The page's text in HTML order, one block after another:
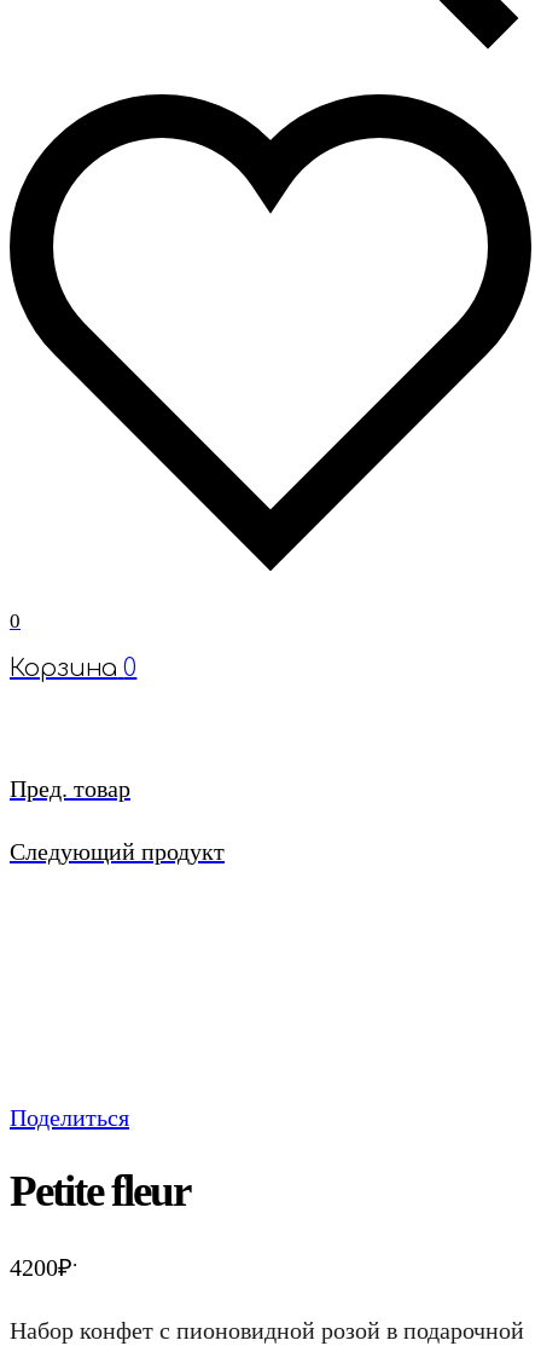
0
Корзина 0
Пред. товар
Следующий продукт
Поделиться
Petite fleur
4200₽.
Набор конфет с пионовидной розой в подарочной